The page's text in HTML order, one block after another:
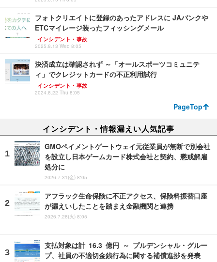
フォトクリエイトに登録のあったアドレスに JAバンクや
ETCマイレージ装ったフィッシングメール
インシデント・事故
2025.8.13 Wed 8:05
決済成立は確認されず ～「オールスポーツコミュニテ
ィ」でクレジットカードの不正利用試行
インシデント・事故
2024.8.22 Thu 8:05
PageTop
インシデント・情報漏えい人気記事
GMOペイメントゲートウェイ元従業員が無断で別会社
を設立し日本ゲームカード株式会社と契約、懲戒解雇
処分に
2026.7.31(金) 8:05
アフラック生命保険に不正アクセス、保険料振替口座
が漏えいしたことを踏まえ金融機関と連携
2026.7.28(火) 8:05
支払対象は計 16.3 億円 ～ プルデンシャル・グルー
プ、社員の不適切金銭行為に関する補償進捗を発表